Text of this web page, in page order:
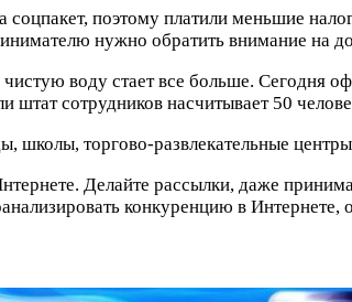
поэтому платили меньшие
нужно обратить внимание на
воду стает все больше. Сегодня
сотрудников насчитывает 50
школы, торгово-развлекательные
Делайте рассылки, даже
конкуренцию в